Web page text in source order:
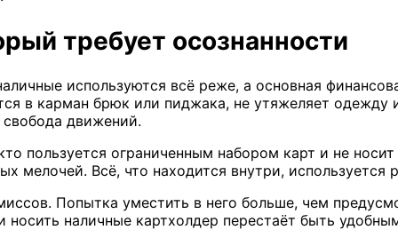
требует осознанности
используются всё реже, а основная
в карман брюк или пиджака, не утяжеляет
движений.
пользуется ограниченным набором карт и не
мелочей. Всё, что находится внутри, используется
Попытка уместить в него больше, чем
наличные картхолдер перестаёт быть